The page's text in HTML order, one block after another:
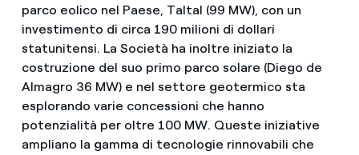
parco eolico nel Paese, Taltal (99 MW), con un
investimento di circa 190 milioni di dollari
statunitensi. La Società ha inoltre iniziato la
costruzione del suo primo parco solare (Diego de
Almagro 36 MW) e nel settore geotermico sta
esplorando varie concessioni che hanno
potenzialità per oltre 100 MW. Queste iniziative
ampliano la gamma di tecnologie rinnovabili che